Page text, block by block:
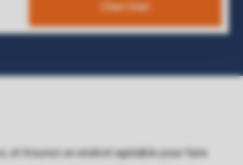
Chercher
et trouvez un endroit agréable pour faire